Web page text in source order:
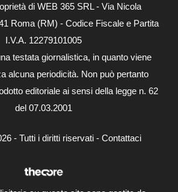
di WEB 365 SRL - Via Nicola
Roma (RM) - Codice Fiscale e Partita
I.V.A. 12279101005
testata giornalistica, in quanto viene
alcuna periodicità. Non può pertanto
editoriale ai sensi della legge n. 62
del 07.03.2001
- Tutti i diritti riservati - Contattaci